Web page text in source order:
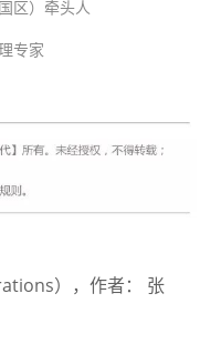
区）牵头人
专家
），作者： 张